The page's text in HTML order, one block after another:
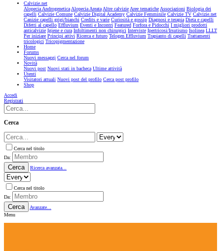
Calvizie.net
Alopecia AndrogeneticaAlopecia AreataAltre calvizieAree tematicheAssociazioni Biologia dei
capelli Calvizie Comune Calvizie Digital Academy Calvizie Femminile Calvizie TV Calvizie.net
Canizie capelli grigi/bianchi Credits e varie Curiosità e gossip Diagnosi e terapia Dieta e capelli
Difetti al capello Effluvium Eventi e Incontri Featured Forfora e Pidocchi I migliori prodotti
anticalvizie Igiene e cura Infoltimenti non chirurgici Interviste Ipertricosi/Irsutismo Isolinea LLLT
Per iniziare Principi attivi Ricerca e futuro Telogen Effluvium Trapianto di capelli Trattamenti
tricologici Tricopigmentazione
Home
Forums
Nuovi messaggi Cerca nel forum
Novità
Nuovi post Nuovi stati in bacheca Ultime attività
Utenti
Visitatori attuali Nuovi post del profilo Cerca post profilo
Shop
Accedi
Registrati
Cerca
Cerca nel titolo
Da:
Cerca Ricerca avanzata...
Cerca nel titolo
Da:
Cerca
Avanzate...
Menu